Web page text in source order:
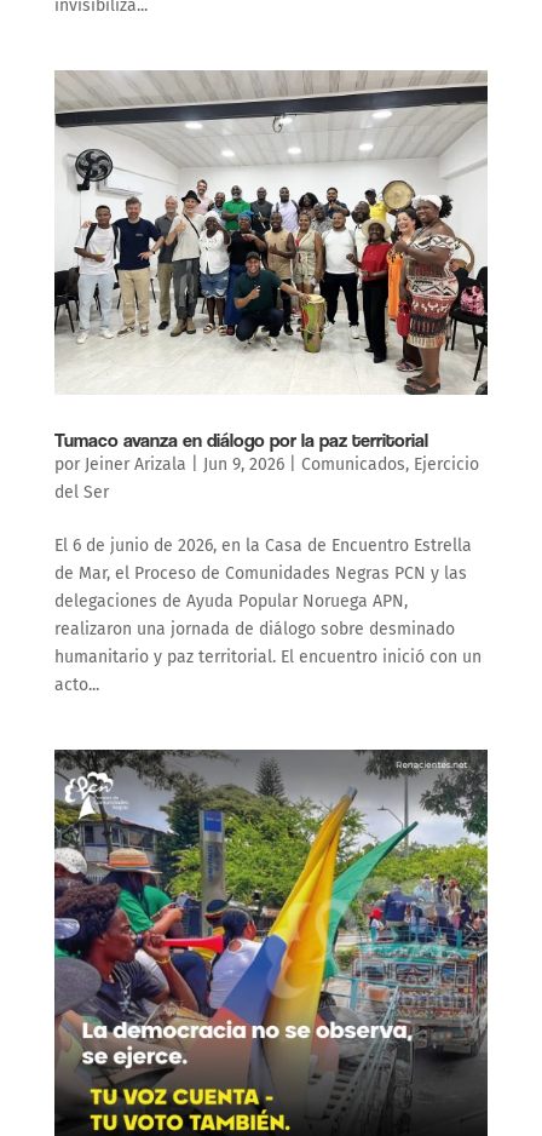
invisibiliza...
Tumaco avanza en diálogo por la paz territorial
por Jeiner Arizala Jun 9, 2026| Comunicados, Ejercicio
del Ser
El 6 de junio de 2026, en la Casa de Encuentro Estrella
de Mar, el Proceso de Comunidades Negras PCN y las
delegaciones de Ayuda Popular Noruega APN,
realizaron una jornada de diálogo sobre desminado
humanitario y paz territorial. El encuentro inició con un
acto...